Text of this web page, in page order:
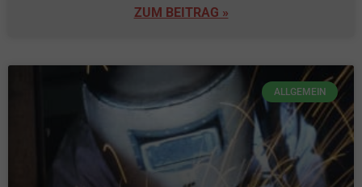
ZUM BEITRAG »
ALLGEMEIN